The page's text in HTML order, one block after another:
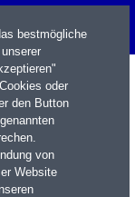
bestmögliche
oder
den Button
von
Website